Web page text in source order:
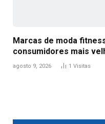
Marcas de moda
consumidores mais
agosto 9, 2026 1 Visitas